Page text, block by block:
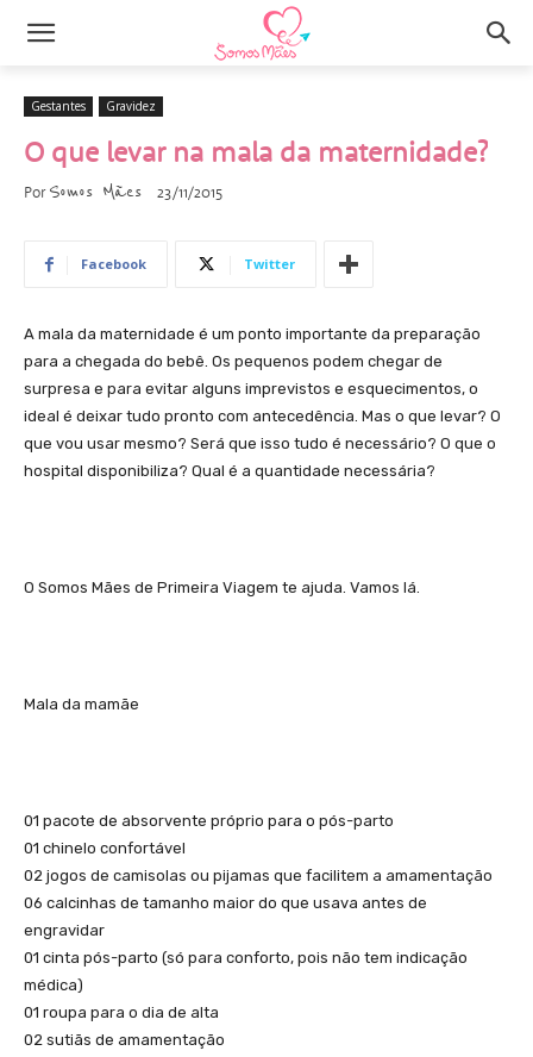
Gestantes Gravidez
O que levar na mala da maternidade?
Por Somos Mães 23/11/2015
Facebook Twitter
A mala da maternidade é um ponto importante da preparação
para a chegada do bebê. Os pequenos podem chegar de
surpresa e para evitar alguns imprevistos e esquecimentos, o
ideal é deixar tudo pronto com antecedência. Mas o que levar? O
que vou usar mesmo? Será que isso tudo é necessário? O que o
hospital disponibiliza? Qual é a quantidade necessária?
O Somos Mães de Primeira Viagem te ajuda. Vamos lá.
Mala da mamãe
01 pacote de absorvente próprio para o pós-parto
01 chinelo confortável
02 jogos de camisolas ou pijamas que facilitem a amamentação
06 calcinhas de tamanho maior do que usava antes de
engravidar
01 cinta pós-parto (só para conforto, pois não tem indicação
médica)
01 roupa para o dia de alta
02 sutiãs de amamentação